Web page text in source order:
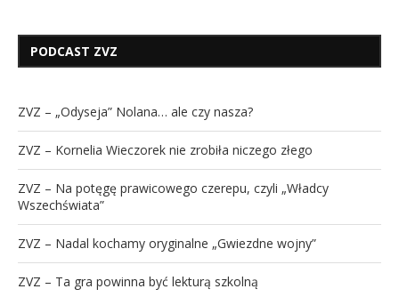
PODCAST ZVZ
ZVZ – „Odyseja” Nolana… ale czy nasza?
ZVZ – Kornelia Wieczorek nie zrobiła niczego złego
ZVZ – Na potęgę prawicowego czerepu, czyli „Władcy
Wszechświata”
ZVZ – Nadal kochamy oryginalne „Gwiezdne wojny”
ZVZ – Ta gra powinna być lekturą szkolną